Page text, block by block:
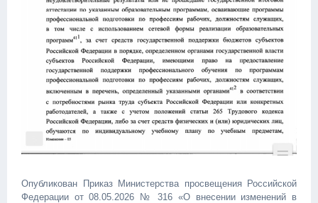
Опубликован Приказ Министерства просвещения Российской
Федерации от 08.05.2026 № 316 «О внесении изменений в